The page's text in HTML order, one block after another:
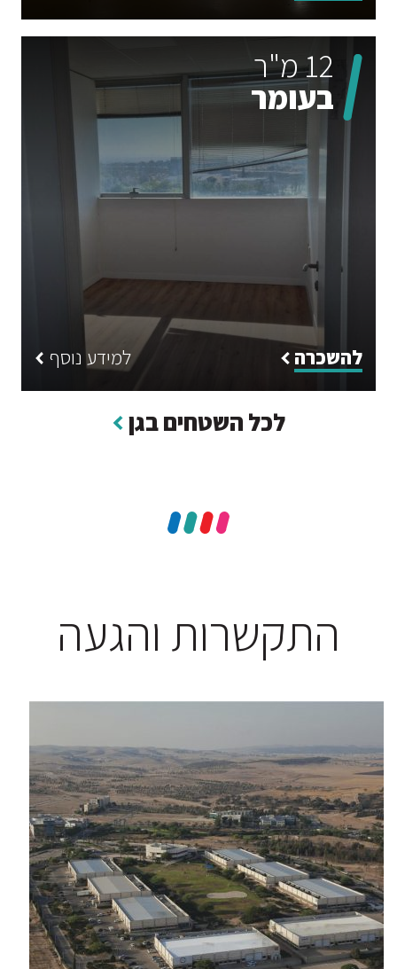
12 מ"ר
בעומר
להשכרה למידע נוסף
לכל השטחים בגן
התקשרות והגעה